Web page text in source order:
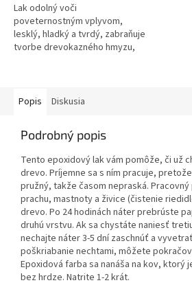
Lak odolný voči
poveternostným vplyvom,
lesklý, hladký a tvrdý, zabraňuje
tvorbe drevokazného hmyzu,
Popis Diskusia
Podrobný popis
Tento epoxidový lak vám pomôže, či už
drevo. Príjemne sa s ním pracuje,
pružný, takže časom nepraská.
prachu, mastnoty a živice (čistenie
drevo. Po 24 hodinách náter prebrúste
druhú vrstvu. Ak sa chystáte naniesť
nechajte náter 3-5 dní zaschnúť a
poškriabanie nechtami, môžete
Epoxidová farba sa nanáša na kov, ktorý
bez hrdze. Natrite 1-2 krát.